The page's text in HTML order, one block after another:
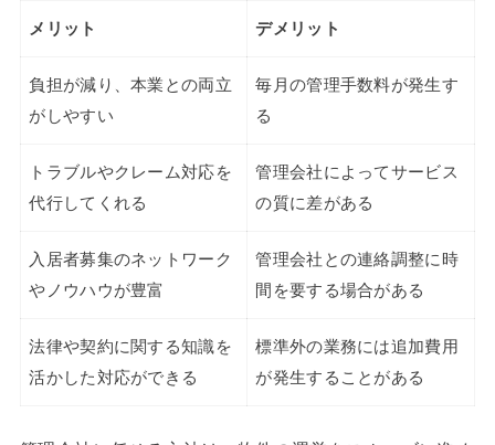
メリット デメリット
負担が減り、本業との両立
がしやすい
毎月の管理手数料が発生す
る
トラブルやクレーム対応を
代行してくれる
管理会社によってサービス
の質に差がある
入居者募集のネットワーク
やノウハウが豊富
管理会社との連絡調整に時
間を要する場合がある
法律や契約に関する知識を
活かした対応ができる
標準外の業務には追加費用
が発生することがある